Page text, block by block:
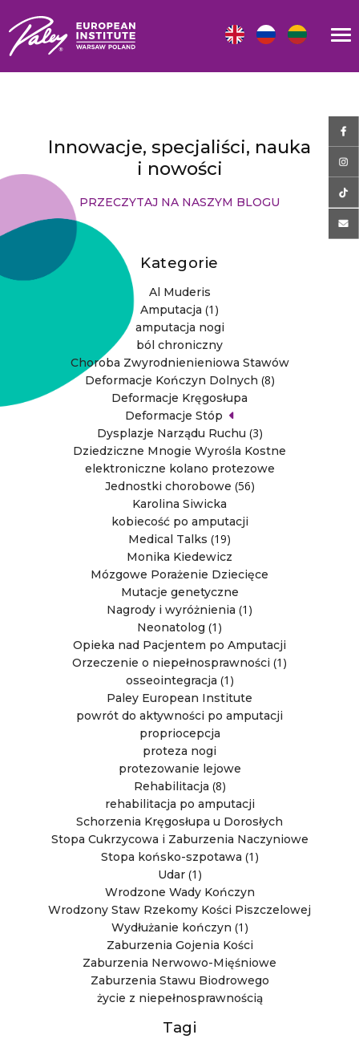
Innowacje, specjaliści, nauka
i nowości
PRZECZYTAJ NA NASZYM BLOGU
Kategorie
Al Muderis
Amputacja (1)
amputacja nogi
ból chroniczny
Choroba Zwyrodnienieniowa Stawów
Deformacje Kończyn Dolnych (8)
Deformacje Kręgosłupa
Deformacje Stóp
Dysplazje Narządu Ruchu (3)
Dziedziczne Mnogie Wyrośla Kostne
elektroniczne kolano protezowe
Jednostki chorobowe (56)
Karolina Siwicka
kobiecość po amputacji
Medical Talks (19)
Monika Kiedewicz
Mózgowe Porażenie Dziecięce
Mutacje genetyczne
Nagrody i wyróżnienia (1)
Neonatolog (1)
Opieka nad Pacjentem po Amputacji
Orzeczenie o niepełnosprawności (1)
osseointegracja (1)
Paley European Institute
powrót do aktywności po amputacji
propriocepcja
proteza nogi
protezowanie lejowe
Rehabilitacja (8)
rehabilitacja po amputacji
Schorzenia Kręgosłupa u Dorosłych
Stopa Cukrzycowa i Zaburzenia Naczyniowe
Stopa końsko-szpotawa (1)
Udar(1)
Wrodzone Wady Kończyn
Wrodzony Staw Rzekomy Kości Piszczelowej
Wydłużanie kończyn (1)
Zaburzenia Gojenia Kości
Zaburzenia Nerwowo-Mięśniowe
Zaburzenia Stawu Biodrowego
życie z niepełnosprawnością
Tagi